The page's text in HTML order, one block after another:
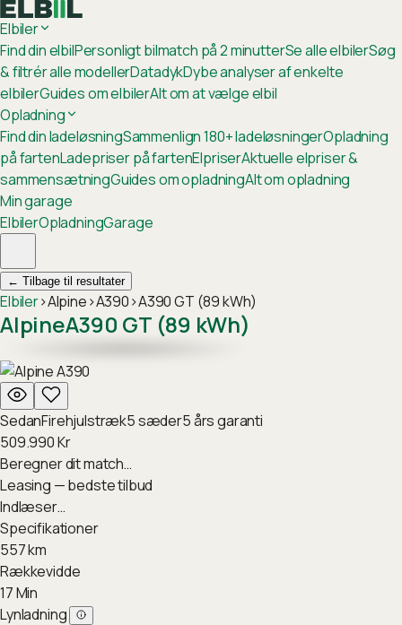
Elbiler
Find din elbilPersonligt bilmatch på 2 minutterSe alle elbilerSøg
& filtrér alle modellerDatadykDybe analyser af enkelte
elbilerGuides om elbilerAlt om at vælge elbil
Opladning
Find din ladeløsningSammenlign 180+ ladeløsningerOpladning
på fartenLadepriser på fartenElpriserAktuelle elpriser &
sammensætningGuides om opladningAlt om opladning
Min garage
ElbilerOpladningGarage
← Tilbage til resultater
Elbiler›Alpine›A390›A390 GT (89 kWh)
AlpineA390 GT (89 kWh)
SedanFirehjulstræk5sæder5års garanti
509.990Kr
Beregner dit match…
Leasing — bedste tilbud
Indlæser…
Specifikationer
557km
Rækkevidde
17Min
Lynladning